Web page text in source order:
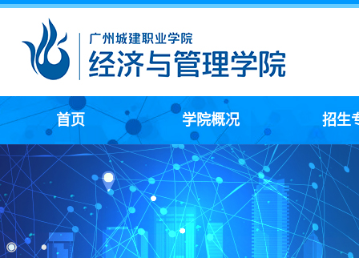
首页 学院概况
学院简介
领导介绍
机构设置
招生
市场
大数据
化妆
网络营销
现代物
全媒体广告
人力资